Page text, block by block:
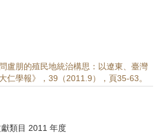
盧朋的殖民地統治構思：以遼東、臺灣
仁學報》，39（2011.9），頁35-63。
類目 2011 年度